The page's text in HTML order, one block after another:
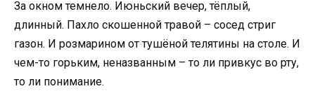
За окном темнело. Июньский вечер, тёплый,
длинный. Пахло скошенной травой – сосед стриг
газон. И розмарином от тушёной телятины на столе. И
чем-то горьким, неназванным – то ли привкус во рту,
то ли понимание.